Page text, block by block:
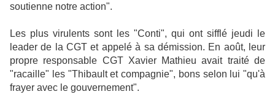
soutienne notre action".
Les plus virulents sont les "Conti", qui ont sifflé jeudi le
leader de la CGT et appelé à sa démission. En août, leur
propre responsable CGT Xavier Mathieu avait traité de
"racaille" les "Thibault et compagnie", bons selon lui "qu'à
frayer avec le gouvernement".